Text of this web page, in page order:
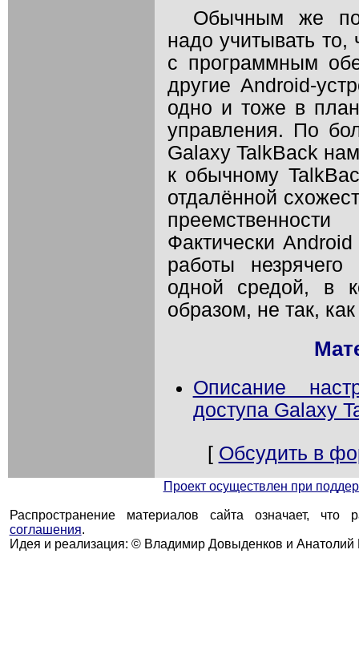
Обычным же
надо учитывать то,
с программным
другие Android-
одно и тоже в
управления. По
Galaxy TalkBack
к обычному
отдалённой
Фактически
работы
одной средой, в
образом, не так,
Описание
доступа Galaxy
[ Обсудить в
Проект осуществлен при
Распространение материалов сайта означает, что
соглашения.
Идея и реализация: © Владимир Довыденков и